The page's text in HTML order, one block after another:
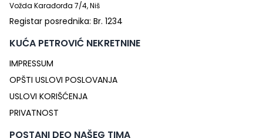
Vožda Karađorđa 7/4, Niš
Registar posrednika: Br. 1234
KUĆA PETROVIĆ NEKRETNINE
IMPRESSUM
OPŠTI USLOVI POSLOVANJA
USLOVI KORIŠĆENJA
PRIVATNOST
POSTANI DEO NAŠEG TIMA